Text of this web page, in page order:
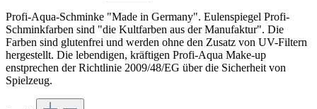
Profi-Aqua-Schminke "Made in Germany". Eulenspiegel Profi-
Schminkfarben sind "die Kultfarben aus der Manufaktur". Die
Farben sind glutenfrei und werden ohne den Zusatz von UV-Filtern
hergestellt. Die lebendigen, kräftigen Profi-Aqua Make-up
enstprechen der Richtlinie 2009/48/EG über die Sicherheit von
Spielzeug.